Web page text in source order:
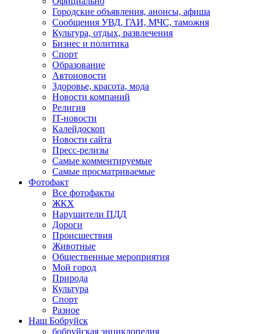
Городские объявления, анонсы, афиша
Сообщения УВД, ГАИ, МЧС, таможня
Культура, отдых, развлечения
Бизнес и политика
Спорт
Образование
Автоновости
Здоровье, красота, мода
Новости компаний
Религия
IT-новости
Калейдоскоп
Новости сайта
Пресс-релизы
Самые комментируемые
Самые просматриваемые
Фотофакт
Все фотофакты
ЖКХ
Нарушители ПДД
Дороги
Происшествия
Животные
Общественные мероприятия
Мой город
Природа
Культура
Спорт
Разное
Наш Бобруйск
бобруйская энциклопедия